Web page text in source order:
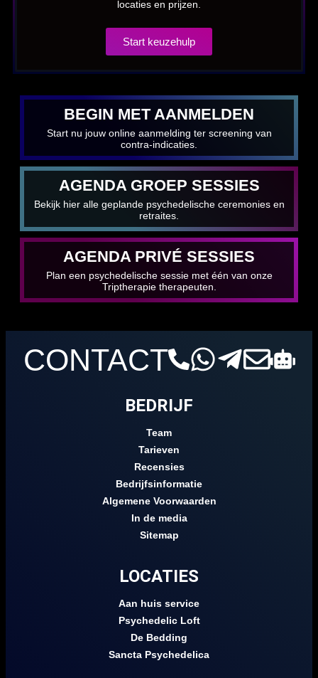
locaties en prijzen.
Start keuzehulp
BEGIN MET AANMELDEN
Start nu jouw online aanmelding ter screening van
contra-indicaties.
AGENDA GROEP SESSIES
Bekijk hier alle geplande psychedelische ceremonies en
retraites.
AGENDA PRIVÉ SESSIES
Plan een psychedelische sessie met één van onze
Triptherapie therapeuten.
CONTACT
BEDRIJF
Team
Tarieven
Recensies
Bedrijfsinformatie
Algemene Voorwaarden
In de media
Sitemap
LOCATIES
Aan huis service
Psychedelic Loft
De Bedding
Sancta Psychedelica